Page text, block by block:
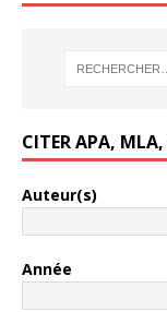
CITER APA,
Auteur(s)
Année